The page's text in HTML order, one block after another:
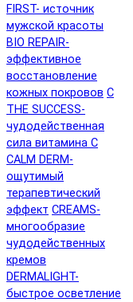
FIRST- источник
мужской красоты
BIO REPAIR-
эффективное
восстановление
кожных покровов C
THE SUCCESS-
чудодейственная
сила витамина C
CALM DERM-
ощутимый
терапевтический
эффект CREAMS-
многообразие
чудодейственных
кремов
DERMALIGHT-
быстрое осветление